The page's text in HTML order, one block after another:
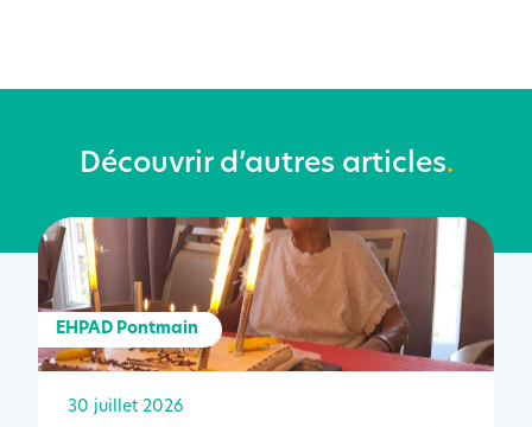
Découvrir d’autres articles.
EHPAD Pontmain
30 juillet 2026